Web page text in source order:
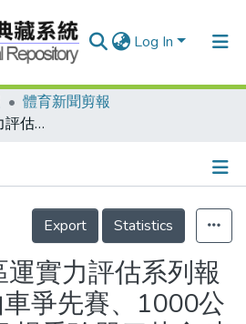
Log In
體育新聞剪報
高屏三縣市區運實力評估系列報導1 區運自由車爭先賽、1000公尺賽多次奪標 楊秀珍單刀赴會 志在后冠
Details
Export
Statistics
實力評估系列報
爭先賽、1000公